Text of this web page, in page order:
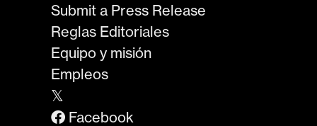
Submit a Press Release
Reglas Editoriales
Equipo y misión
Empleos
𝕏
Facebook